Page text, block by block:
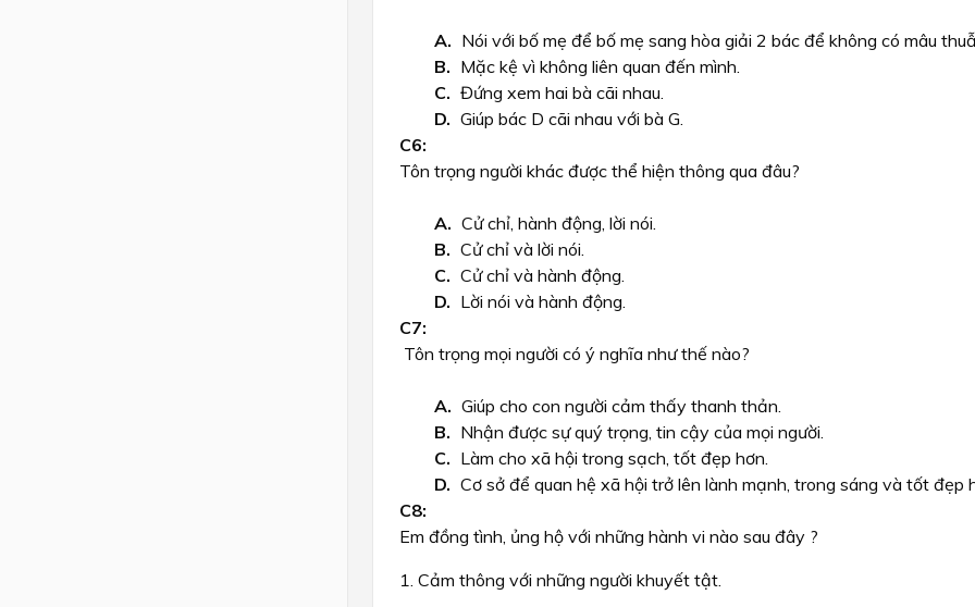
Nói với bố mẹ để bố mẹ sang hòa giải 2 bác để không có mâu
Mặc kệ vì không liên quan đến mình.
Đứng xem hai bà cãi nhau.
Giúp bác D cãi nhau với bà G.
Tôn trọng người khác được thể hiện thông qua đâu?
Cử chỉ, hành động, lời nói.
Cử chỉ và lời nói.
Cử chỉ và hành động.
Lời nói và hành động.
Tôn trọng mọi người có ý nghĩa như thế nào?
Giúp cho con người cảm thấy thanh thản.
Nhận được sự quý trọng, tin cậy của mọi người.
Làm cho xã hội trong sạch, tốt đẹp hơn.
Cơ sở để quan hệ xã hội trở lên lành mạnh, trong sáng và tốt đẹp
Em đồng tình, ủng hộ với những hành vi nào sau đây ?
1. Cảm thông với những người khuyết tật.